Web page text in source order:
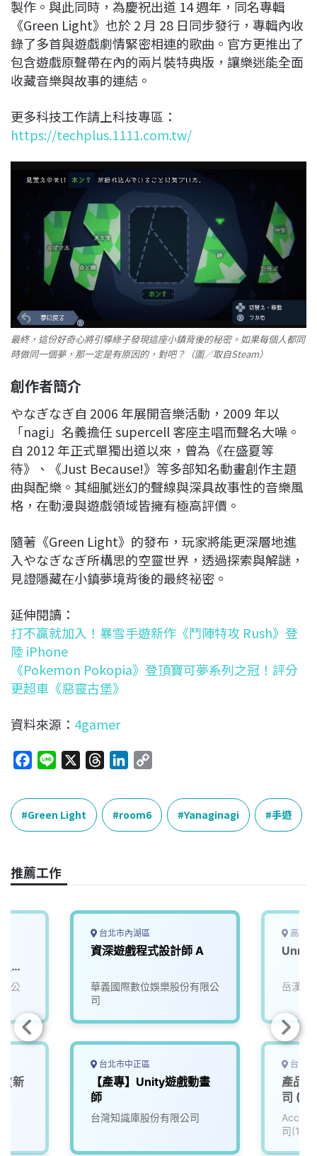
製作。與此同時，為慶祝出道 14 週年，同名專輯
《Green Light》也於 2 月 28 日同步發行，專輯內收
錄了多首與遊戲劇情緊密相連的歌曲。官方更推出了
包含遊戲原聲帶在內的兩片裝特典版，讓樂迷能全面
收藏音樂與故事的連結。
更多科技工作請上科技專區：
https://techplus.1111.com.tw/
最終，這份好奇心將引導綠子發現這座小鎮背後的秘密。如果每個人都同
時做同一個夢，那一定是有原因的，對吧？（圖／取自Steam）
創作者簡介
やなぎなぎ自 2006 年展開音樂活動，2009 年以
「nagi」名義擔任 supercell 客座主唱而聲名大噪。
自 2012 年正式單獨出道以來，曾為《在盛夏等
待》、《Just Because!》等多部知名動畫創作主題
曲與配樂。其細膩迷幻的聲線與深具故事性的音樂風
格，在動漫與遊戲領域皆擁有極高評價。
隨著《Green Light》的發布，玩家將能更深層地進
入やなぎなぎ所構思的空靈世界，透過探索與解謎，
見證隱藏在小鎮夢境背後的最終祕密。
延伸閱讀：
打不贏就加入！暴雪手遊新作《鬥陣特攻 Rush》登
陸 iPhone
《Pokemon Pokopia》登頂寶可夢系列之冠！評分
更超車《惡靈古堡》
資料來源： 4gamer
c
e
b
o
k
n
e
a
n
k
e
n
p
L
k
Green Light room6 Yanaginagi 手遊
推薦工作
知
公
(新
台北市內湖區
資深遊戲程式設計師 A
華義國際數位娛樂股份有限公
司
台北市中正區
【產專】Unity遊戲動畫
師
台灣知識庫股份有限公司
高雄
岳漢網
台中
產品
司
司